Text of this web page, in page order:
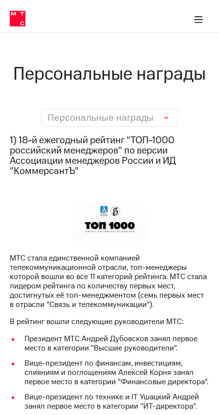
Медиа-центр
и акционерам
Устойчивое развитие
Комплаенс и деловая этика
компании
в МТС
Руководство
Правовая
информация
Контакты
Достижения
Интервью
Финансовая
отчетность
Новости
регионе
и акционерам
Корпоративное
управление
МТС
о технологиях
Персональные награды
Персональные награды
1) 18-й ежегодный рейтинг "ТОП-1000
российский менеджеров" по версии
Ассоциации менеджеров России и ИД
"КоммерсантЪ"
МТС стала единственной компанией
телекоммуникационной отрасли, топ-менеджеры
которой вошли во все 11 категорий рейтинга. МТС стала
лидером рейтинга по количеству первых мест,
достигнутых её топ-менеджментом (семь первых мест
в отрасли "Связь и телекоммуникации").
В рейтинг вошли следующие руководители МТС:
Президент МТС Андрей Дубовсков занял первое
место в категории "Высшие руководители".
Вице-президент по финансам, инвестициям,
слияниям и поглощениям Алексей Корня занял
первое место в категории "Финансовые директора".
Вице-президент по технике и IT Ушацкий Андрей
занял первое место в категории "ИТ-директора".